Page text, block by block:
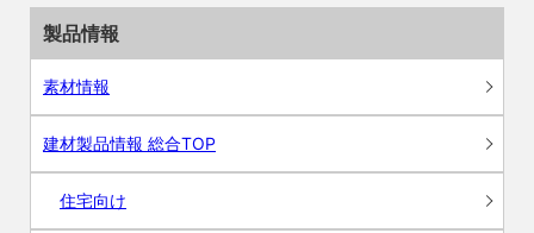
製品情報
素材情報
建材製品情報 総合TOP
住宅向け